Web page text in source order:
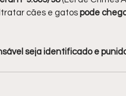
cães e gatos pode
seja identificado e